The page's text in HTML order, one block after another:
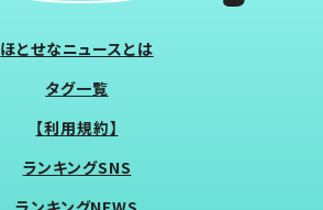
ほとせなニュースとは
タグ一覧
【利用規約】
ランキングSNS